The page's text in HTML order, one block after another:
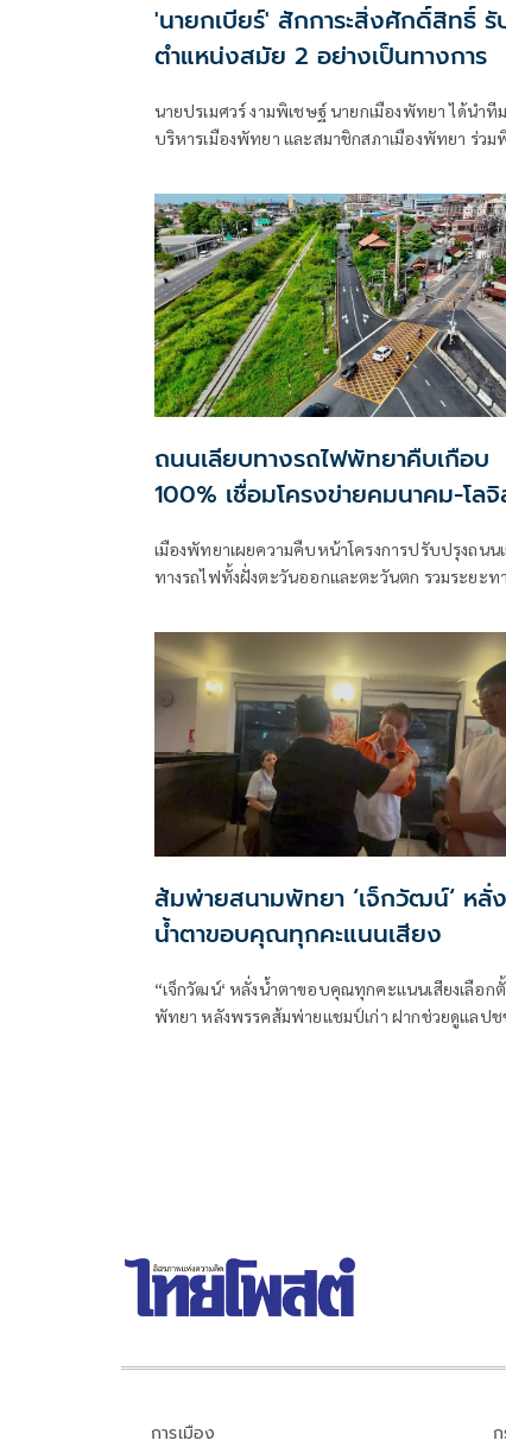
'นายกเบียร์' สักการะสิ่งศักดิ์สิทธิ์ รั
ตำแหน่งสมัย 2 อย่างเป็นทางการ
นายปรเมศวร์ งามพิเชษฐ์ นายกเมืองพัทยา ได้นำที
บริหารเมืองพัทยา และสมาชิกสภาเมืองพัทยา ร่วม
ถนนเลียบทางรถไฟพัทยาคืบเกือบ
100% เชื่อมโครงข่ายคมนาคม-โล
กส์ EEC
เมืองพัทยาเผยความคืบหน้าโครงการปรับปรุงถนน
ทางรถไฟทั้งฝั่งตะวันออกและตะวันตก รวมระยะท
ส้มพ่ายสนามพัทยา ‘เจ็กวัฒน์‘ หลั่ง
น้ำตาขอบคุณทุกคะแนนเสียง
“เจ็กวัฒน์‘ หลั่งน้ำตาขอบคุณทุกคะแนนเสียงเลือกตั้
พัทยา หลังพรรคส้มพ่ายแชมป์เก่า ฝากช่วยดูแลปช
การเมือง